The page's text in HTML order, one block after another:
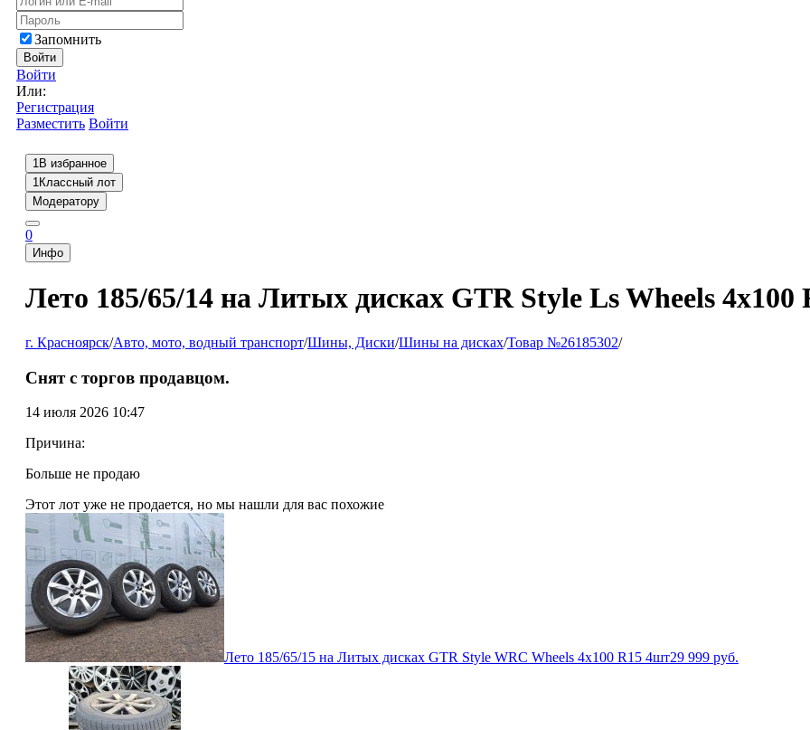
Запомнить
Войти
Войти
Или:
Регистрация
Разместить Войти
1В избранное
1Классный лот
Модератору
0
Инфо
Лето 185/65/14 на Литых дисках GTR Style Ls Wheels 4х100
г. Красноярск/Авто, мото, водный транспорт/Шины, Диски/Шины на дисках/Товар №26185302/
Снят с торгов продавцом.
14 июля 2026 10:47
Причина:
Больше не продаю
Этот лот уже не продается, но мы нашли для вас похожие
Лето 185/65/15 на Литых дисках GTR Style WRC Wheels 4х100 R15 4шт29 999 руб.